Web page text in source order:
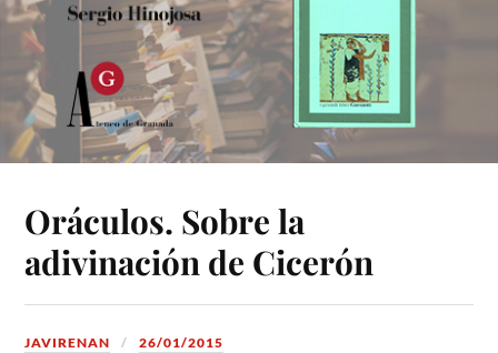
Oráculos. Sobre la
adivinación de Cicerón
JAVIRENAN 26/01/2015